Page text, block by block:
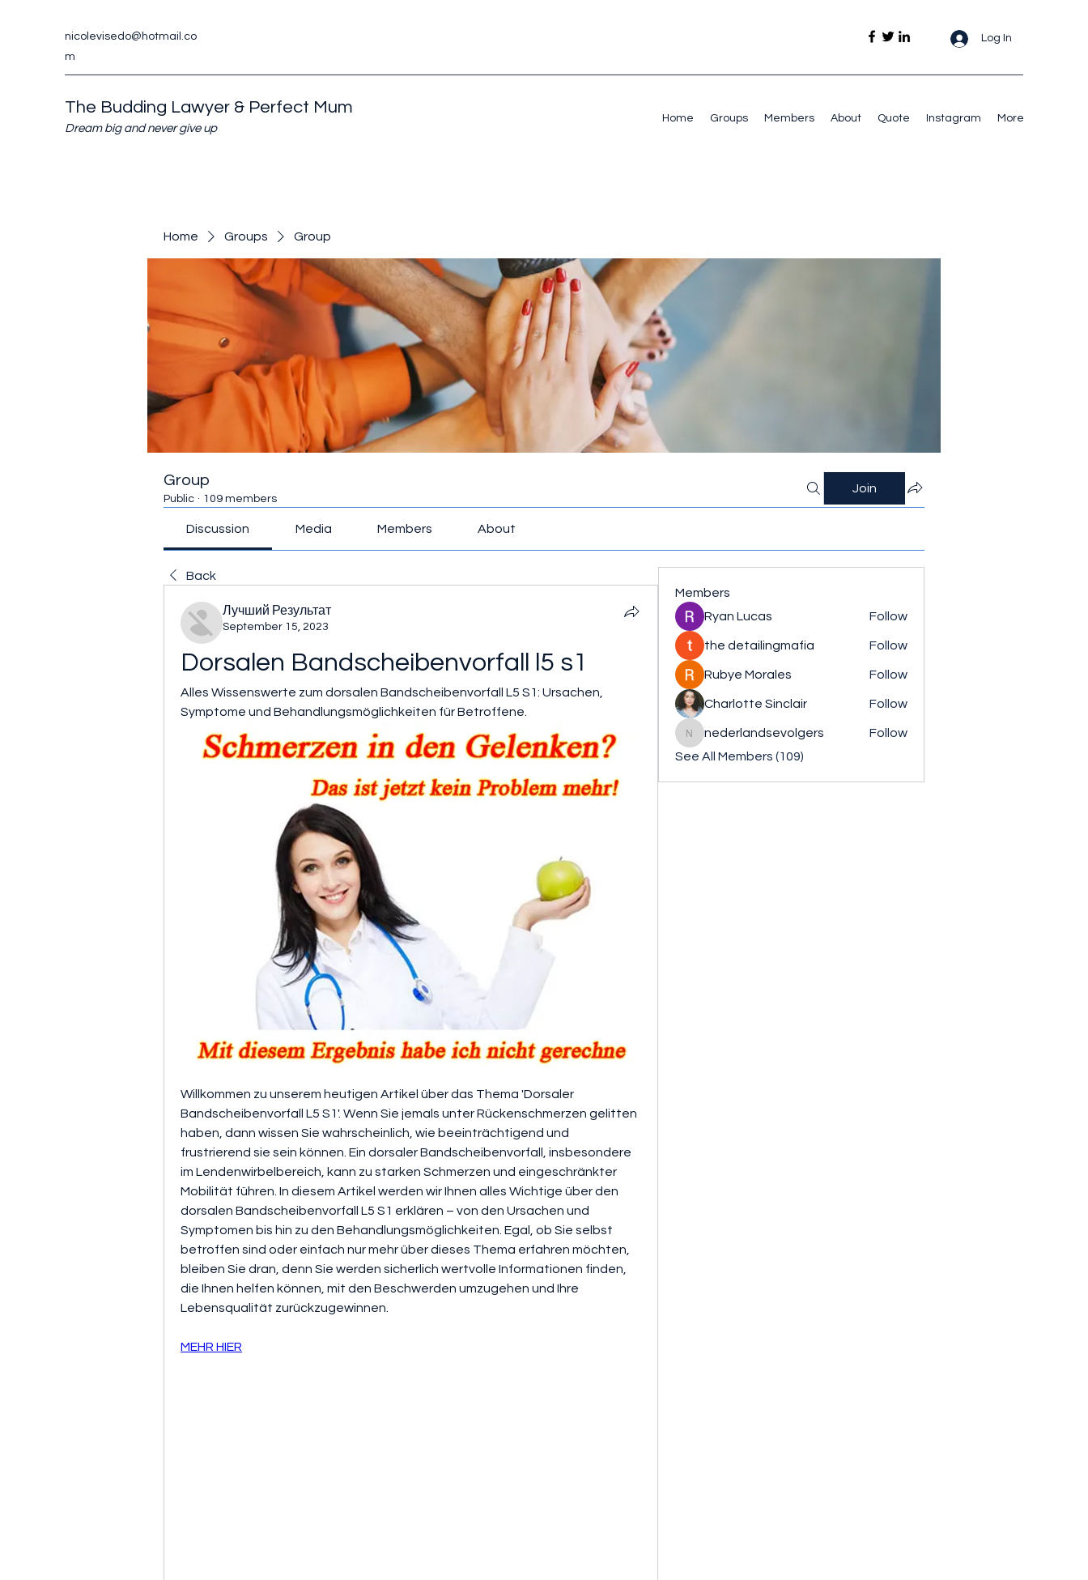
nicolevisedo@hotmail.co
m
Log In
The Budding Lawyer & Perfect Mum
Dream big and never give up
Home Groups Members About Quote Instagram More
Home Groups Group
Group
Public · 109 members
Join
Discussion Media Members About
Back
Лучший Результат
September 15, 2023
Dorsalen Bandscheibenvorfall l5 s1
Alles Wissenswerte zum dorsalen Bandscheibenvorfall L5 S1: Ursachen,
Symptome und Behandlungsmöglichkeiten für Betroffene.
Willkommen zu unserem heutigen Artikel über das Thema 'Dorsaler
Bandscheibenvorfall L5 S1'. Wenn Sie jemals unter Rückenschmerzen gelitten
haben, dann wissen Sie wahrscheinlich, wie beeinträchtigend und
frustrierend sie sein können. Ein dorsaler Bandscheibenvorfall, insbesondere
im Lendenwirbelbereich, kann zu starken Schmerzen und eingeschränkter
Mobilität führen. In diesem Artikel werden wir Ihnen alles Wichtige über den
dorsalen Bandscheibenvorfall L5 S1 erklären – von den Ursachen und
Symptomen bis hin zu den Behandlungsmöglichkeiten. Egal, ob Sie selbst
betroffen sind oder einfach nur mehr über dieses Thema erfahren möchten,
bleiben Sie dran, denn Sie werden sicherlich wertvolle Informationen finden,
die Ihnen helfen können, mit den Beschwerden umzugehen und Ihre
Lebensqualität zurückzugewinnen.
MEHR HIER
Members
Ryan Lucas
Follow
the detailingmafia Follow
Rubye Morales Follow
Charlotte Sinclair Follow
nederlandsevolgers
nederlandsevolgers
Follow
See All Members (109)